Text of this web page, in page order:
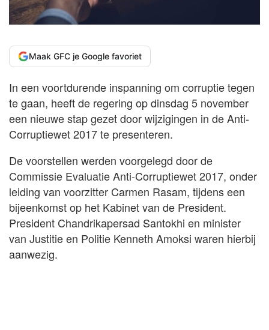
Maak GFC je Google favoriet
In een voortdurende inspanning om corruptie tegen
te gaan, heeft de regering op dinsdag 5 november
een nieuwe stap gezet door wijzigingen in de Anti-
Corruptiewet 2017 te presenteren.
De voorstellen werden voorgelegd door de
Commissie Evaluatie Anti-Corruptiewet 2017, onder
leiding van voorzitter Carmen Rasam, tijdens een
bijeenkomst op het Kabinet van de President.
President Chandrikapersad Santokhi en minister
van Justitie en Politie Kenneth Amoksi waren hierbij
aanwezig.